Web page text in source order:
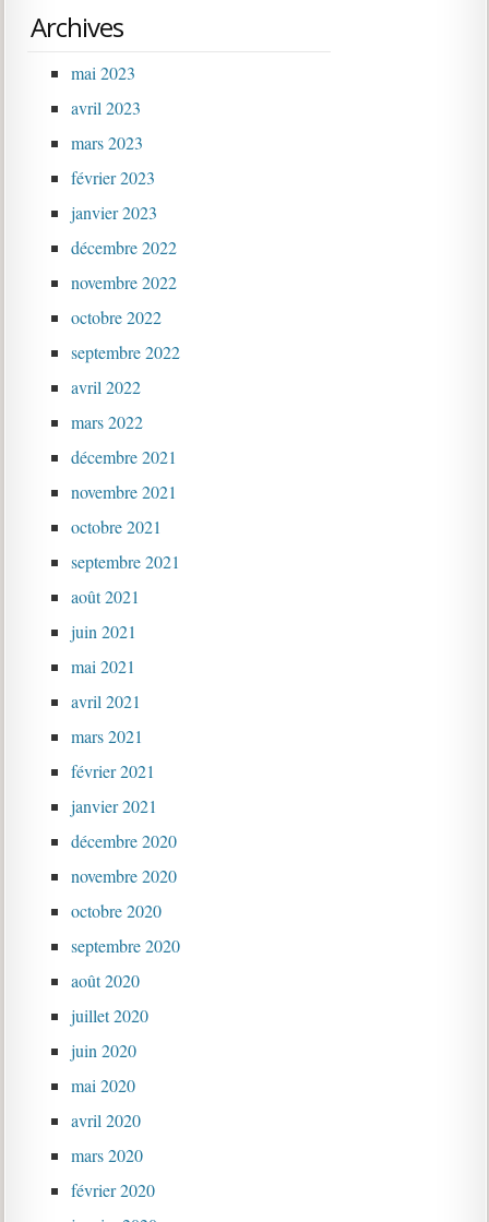
Archives
mai 2023
avril 2023
mars 2023
février 2023
janvier 2023
décembre 2022
novembre 2022
octobre 2022
septembre 2022
avril 2022
mars 2022
décembre 2021
novembre 2021
octobre 2021
septembre 2021
août 2021
juin 2021
mai 2021
avril 2021
mars 2021
février 2021
janvier 2021
décembre 2020
novembre 2020
octobre 2020
septembre 2020
août 2020
juillet 2020
juin 2020
mai 2020
avril 2020
mars 2020
février 2020